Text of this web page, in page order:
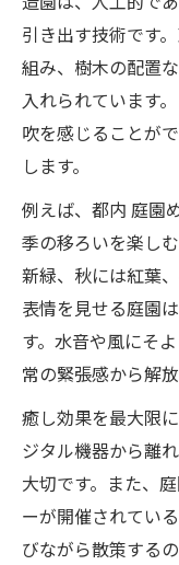
引き出す技術です
組み、樹木の配置
入れられています
吹を感じることが
します。
例えば、都内 庭園
季の移ろいを楽し
新緑、秋には紅葉
表情を見せる庭園
す。水音や風にそ
常の緊張感から解
癒し効果を最大限
ジタル機器から離
大切です。また、
ーが開催されてい
びながら散策する